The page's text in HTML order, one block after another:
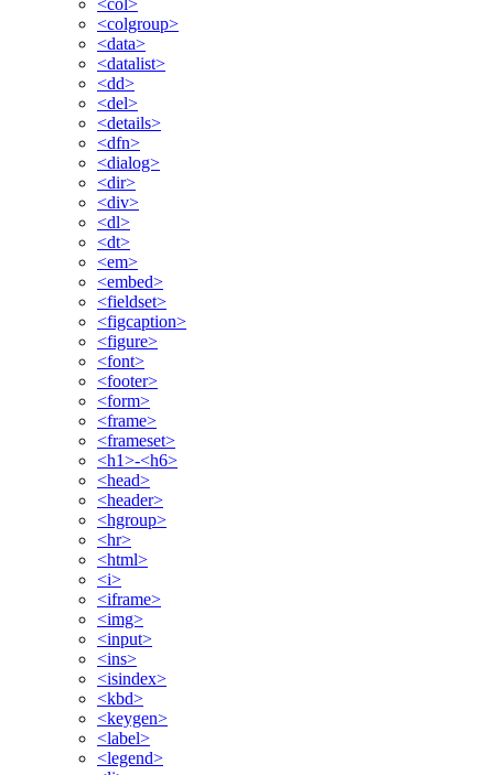
<col>
<colgroup>
<data>
<datalist>
<dd>
<del>
<details>
<dfn>
<dialog>
<dir>
<div>
<dl>
<dt>
<em>
<embed>
<fieldset>
<figcaption>
<figure>
<font>
<footer>
<form>
<frame>
<frameset>
<h1>-<h6>
<head>
<header>
<hgroup>
<hr>
<html>
<i>
<iframe>
<img>
<input>
<ins>
<isindex>
<kbd>
<keygen>
<label>
<legend>